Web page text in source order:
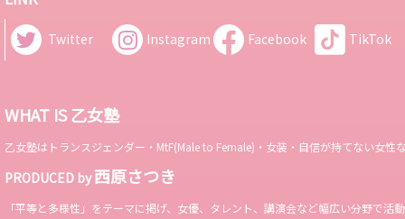
Twitter Instagram Facebook TikTok
WHAT IS 乙女塾
乙女塾はトランスジェンダー・MtF(Male to Female)・女装・自信が持てない女
PRODUCED by西原さつき
「平等と多様性」をテーマに掲げ、女優、タレント、講演会など幅広い分野で